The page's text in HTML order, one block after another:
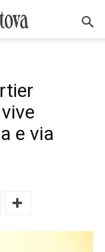
e via